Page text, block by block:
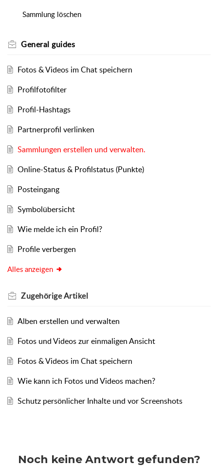
Sammlung löschen
General guides
Fotos & Videos im Chat speichern
Profilfotofilter
Profil-Hashtags
Partnerprofil verlinken
Sammlungen erstellen und verwalten.
Online-Status & Profilstatus (Punkte)
Posteingang
Symbolübersicht
Wie melde ich ein Profil?
Profile verbergen
Alles anzeigen
ZugehörigeArtikel
Alben erstellen und verwalten
Fotos und Videos zur einmaligen Ansicht
Fotos & Videos im Chat speichern
Wie kann ich Fotos und Videos machen?
Schutz persönlicher Inhalte und vor Screenshots
Noch keine Antwort gefunden?